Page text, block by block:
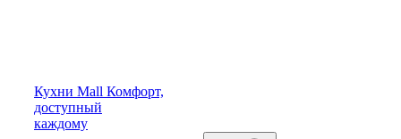
Кухни Mall Комфорт,
доступный
каждому